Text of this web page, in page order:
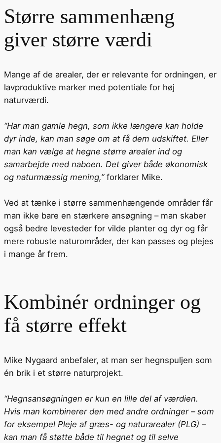
Større sammenhæng
giver større værdi
Mange af de arealer, der er relevante for ordningen, er
lavproduktive marker med potentiale for høj
naturværdi.
“Har man gamle hegn, som ikke længere kan holde
dyr inde, kan man søge om at få dem udskiftet. Eller
man kan vælge at hegne større arealer ind og
samarbejde med naboen. Det giver både økonomisk
og naturmæssig mening,”forklarer Mike.
Ved at tænke i større sammenhængende områder får
man ikke bare en stærkere ansøgning – man skaber
også bedre levesteder for vilde planter og dyr og får
mere robuste naturområder, der kan passes og plejes
i mange år frem.
Kombinér ordninger og
få større effekt
Mike Nygaard anbefaler, at man ser hegnspuljen som
én brik i et større naturprojekt.
“Hegnsansøgningen er kun en lille del af værdien.
Hvis man kombinerer den med andre ordninger – som
for eksempel Pleje af græs- og naturarealer (PLG) –
kan man få støtte både til hegnet og til selve